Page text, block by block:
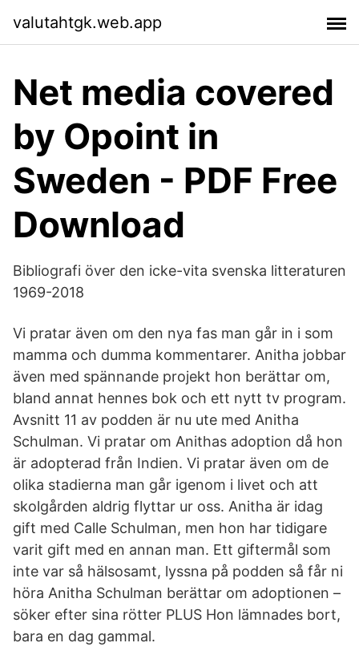
valutahtgk.web.app
Net media covered
by Opoint in
Sweden - PDF Free
Download
Bibliografi över den icke-vita svenska litteraturen
1969-2018
Vi pratar även om den nya fas man går in i som
mamma och dumma kommentarer. Anitha jobbar
även med spännande projekt hon berättar om,
bland annat hennes bok och ett nytt tv program.
Avsnitt 11 av podden är nu ute med Anitha
Schulman. Vi pratar om Anithas adoption då hon
är adopterad från Indien. Vi pratar även om de
olika stadierna man går igenom i livet och att
skolgården aldrig flyttar ur oss. Anitha är idag
gift med Calle Schulman, men hon har tidigare
varit gift med en annan man. Ett giftermål som
inte var så hälsosamt, lyssna på podden så får ni
höra Anitha Schulman berättar om adoptionen –
söker efter sina rötter PLUS Hon lämnades bort,
bara en dag gammal.